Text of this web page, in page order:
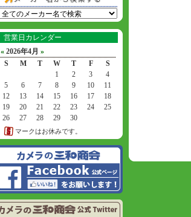
営業日カレンダー
« 2026年4月 »
S
M T W T F
S
1
2 3
4
5
6 7 8 9 10
11
12
13 14 15 16 17
18
19
20 21 22 23 24
25
26
27 28 29 30
マークはお休みです。